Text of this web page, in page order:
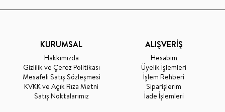
KURUMSAL
Hakkımızda
Gizlilik ve Çerez Politikası
Mesafeli Satış Sözleşmesi
KVKK ve Açık Rıza Metni
Satış Noktalarımız
ALIŞVERİŞ
Hesabım
Üyelik İşlemleri
İşlem Rehberi
Siparişlerim
İade İşlemleri